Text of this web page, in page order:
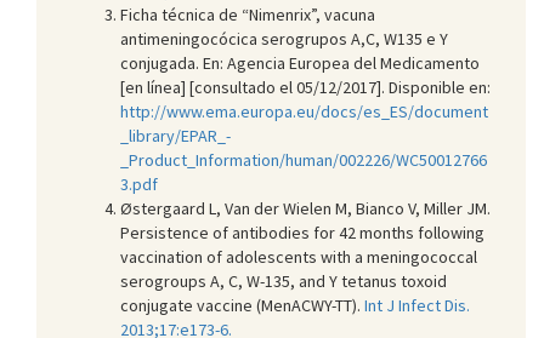
Ficha técnica de “Nimenrix”, vacuna
antimeningocócica serogrupos A,C, W135 e Y
conjugada. En: Agencia Europea del Medicamento
[en línea] [consultado el 05/12/2017]. Disponible en:
http://www.ema.europa.eu/docs/es_ES/document
_library/EPAR_-
_Product_Information/human/002226/WC50012766
3.pdf
Østergaard L, Van der Wielen M, Bianco V, Miller JM.
Persistence of antibodies for 42 months following
vaccination of adolescents with a meningococcal
serogroups A, C, W-135, and Y tetanus toxoid
conjugate vaccine (MenACWY-TT). Int J Infect Dis.
2013;17:e173-6.